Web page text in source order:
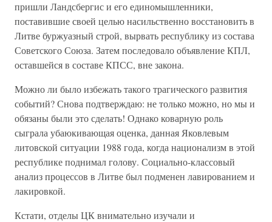
пришли Ландсбергис и его единомышленники,
поставившие своей целью насильственно восстановить в
Литве буржуазный строй, вырвать республику из состава
Советского Союза. Затем последовало объявление КПЛ,
оставшейся в составе КПСС, вне закона.
Можно ли было избежать такого трагического развития
событий? Снова подтверждаю: не только можно, но мы и
обязаны были это сделать! Однако коварную роль
сыграла убаюкивающая оценка, данная Яковлевым
литовской ситуации 1988 года, когда национализм в этой
республике поднимал голову. Социально-классовый
анализ процессов в Литве был подменен лавированием и
лакировкой.
Кстати, отделы ЦК внимательно изучали и